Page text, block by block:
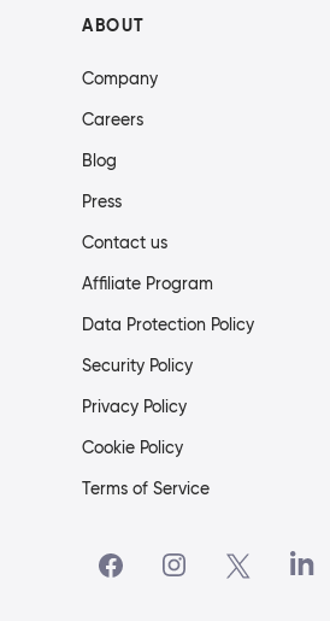
ABOUT
Company
Careers
Blog
Press
Contact us
Affiliate Program
Data Protection Policy
Security Policy
Privacy Policy
Cookie Policy
Terms of Service